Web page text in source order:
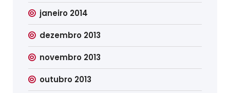
janeiro 2014
dezembro 2013
novembro 2013
outubro 2013